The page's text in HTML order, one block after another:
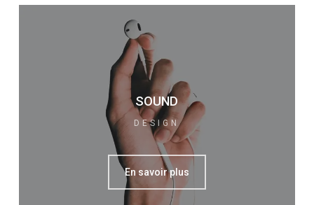
SOUND
DESIGN
En savoir plus